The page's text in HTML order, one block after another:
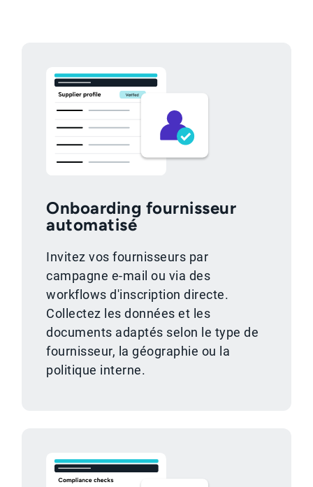
Onboarding fournisseur
automatisé
Invitez vos fournisseurs par
campagne e-mail ou via des
workflows d'inscription directe.
Collectez les données et les
documents adaptés selon le type de
fournisseur, la géographie ou la
politique interne.